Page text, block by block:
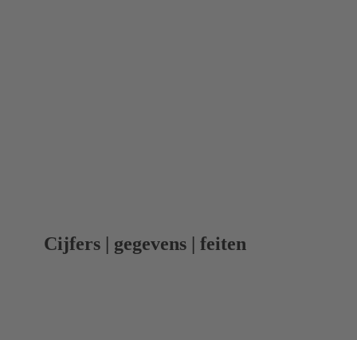
Cijfers | gegevens | feiten